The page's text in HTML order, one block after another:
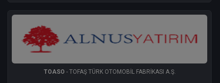
TOASO - TOFAŞ TÜRK OTOMOBİL FABRİKASI A.Ş.